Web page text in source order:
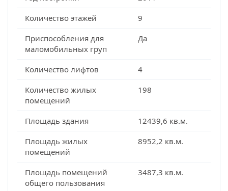
Количество этажей
9
Приспособления для
маломобильных груп
Да
Количество лифтов
4
Количество жилых
помещений
198
Площадь здания
12439,6 кв.м.
Площадь жилых
помещений
8952,2 кв.м.
Площадь помещений
общего пользования
3487,3 кв.м.